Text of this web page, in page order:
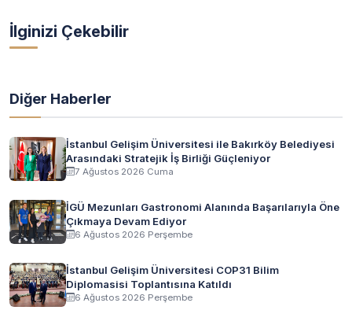
İlginizi Çekebilir
Diğer Haberler
İstanbul Gelişim Üniversitesi ile Bakırköy Belediyesi
Arasındaki Stratejik İş Birliği Güçleniyor
7 Ağustos 2026 Cuma
İGÜ Mezunları Gastronomi Alanında Başarılarıyla Öne
Çıkmaya Devam Ediyor
6 Ağustos 2026 Perşembe
İstanbul Gelişim Üniversitesi COP31 Bilim
Diplomasisi Toplantısına Katıldı
6 Ağustos 2026 Perşembe